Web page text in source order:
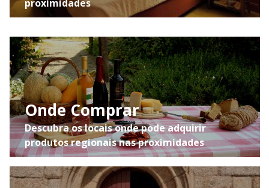
proximidades
Onde Comprar
Descubra os locais onde pode adquirir
produtos regionais nas proximidades